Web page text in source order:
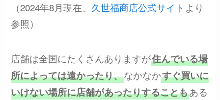
（2024年8月現在、 久世福商店公式サイト より
参照）
店舗は全国にたくさんありますが住んでいる場
所によっては遠かったり、なかなかすぐ買いに
いけない場所に店舗があったりすることもある